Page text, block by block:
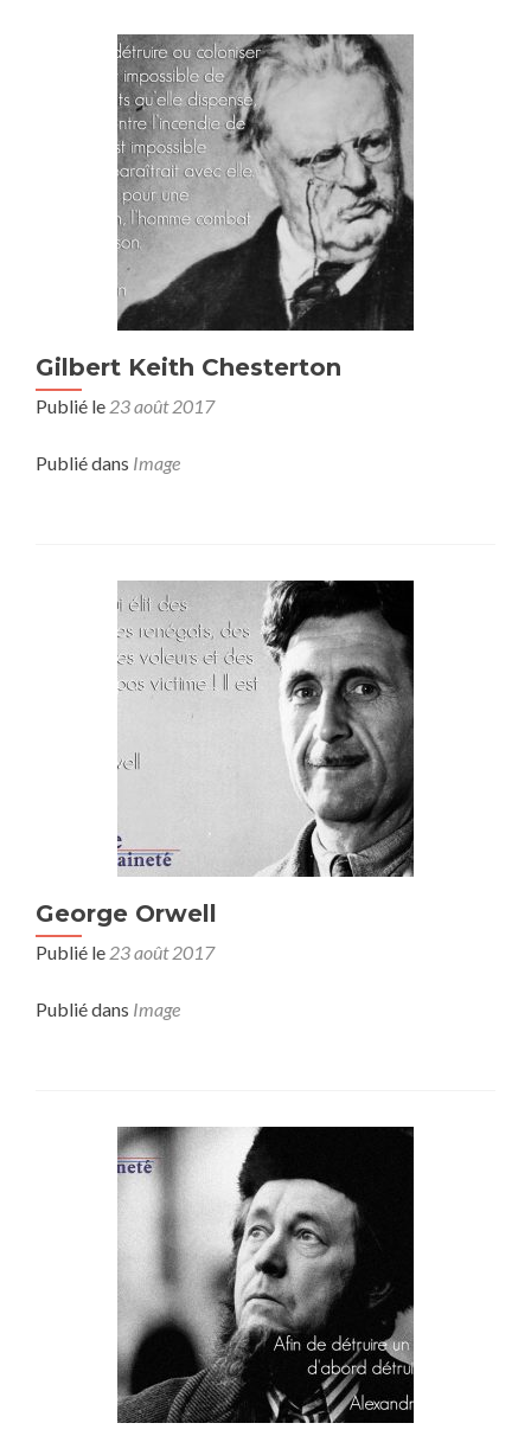
Gilbert Keith Chesterton
Publié le 23 août 2017
Publié dans Image
George Orwell
Publié le 23 août 2017
Publié dans Image